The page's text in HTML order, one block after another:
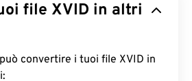
in altri
convertire i tuoi file XVID in